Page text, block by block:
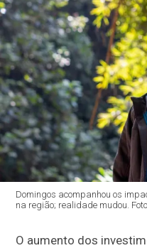
Domingos acompanhou os
na região; realidade mudou.
O aumento dos